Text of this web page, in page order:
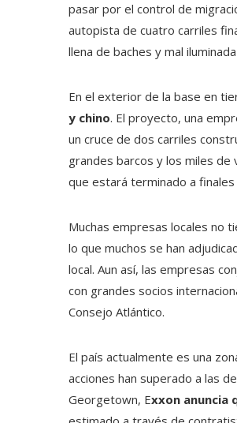
pasar por el control de
autopista de cuatro carriles
llena de baches y mal
En el exterior de la base en
y chino. El proyecto, una
un cruce de dos carriles
grandes barcos y los miles de
que estará terminado a finales
Muchas empresas locales no
lo que muchos se han
local. Aun así, las empresas
con grandes socios
Consejo Atlántico.
El país actualmente es una
acciones han superado a las
Georgetown, Exxon anuncia